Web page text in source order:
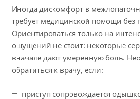
Иногда дискомфорт в
требует медицинской помощи без
Ориентироваться только на
ощущений не стоит: некоторые
вначале дают умеренную боль.
обратиться к врачу, если:
приступ сопровождается